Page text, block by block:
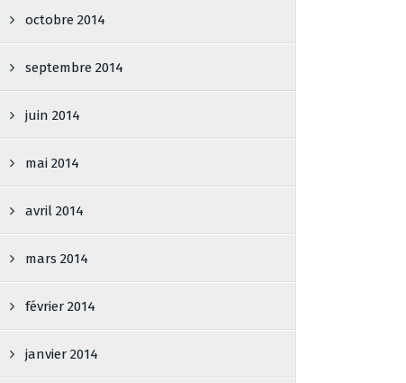
octobre 2014
septembre 2014
juin 2014
mai 2014
avril 2014
mars 2014
février 2014
janvier 2014